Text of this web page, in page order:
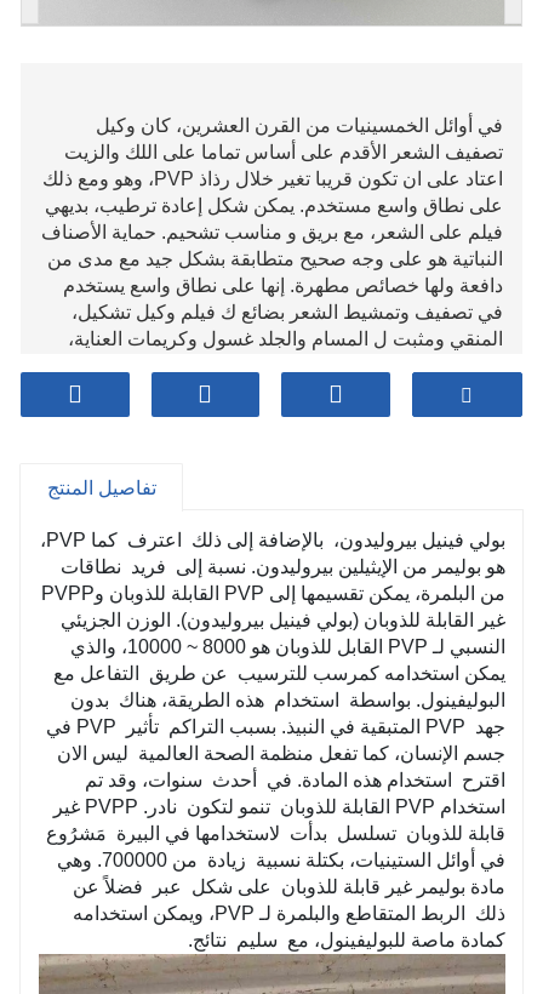
في أوائل الخمسينيات من القرن العشرين، كان وكيل
تصفيف الشعر الأقدم على أساس تماما على اللك والزيت
اعتاد على ان تكون قريبا تغير خلال رذاذ PVP، وهو ومع ذلك
على نطاق واسع مستخدم. يمكن شكل إعادة ترطيب، بديهي
فيلم على الشعر، مع بريق و مناسب تشحيم. حماية الأصناف
النباتية هو على وجه صحيح متطابقة بشكل جيد مع مدى من
دافعة ولها خصائص مطهرة. إنها على نطاق واسع يستخدم
في تصفيف وتمشيط الشعر بضائع ك فيلم وكيل تشكيل،
المنقي ومثبت ل المسام والجلد غسول وكريمات العناية،
وأحمر الشفاه، ومشتت لصبغة الشعر ومثبت رغوة للشامبو.
حماية الأصناف النباتية لديها إزالة السموم عواقب ويقلل من
وعامل التبلور، والترياق. ال أساسي العيب من البولي فينيل
كوبوليمر خلات الفينيل الخاص به تصغير ال لها تأثير على من
الرطوبة والرطوبة. بالإضافة إلى ذلك، PVP لديه كبير المهام
في صناعات مثل الأدوية والمشروبات والمنسوجات.
تفاصيل المنتج
بولي فينيل بيروليدون، بالإضافة إلى ذلك اعترف
كما PVP،
هو بوليمر من الإيثيلين بيروليدون. نسبة إلى فريد نطاقات
من البلمرة، يمكن تقسيمها إلى PVP القابلة للذوبان وPVPP
غير القابلة للذوبان (بولي فينيل بيروليدون). الوزن الجزيئي
النسبي لـ PVP القابل للذوبان هو 8000 ~ 10000، والذي
يمكن استخدامه كمرسب للترسيب
عن طريق
التفاعل مع
البوليفينول. بواسطة
استخدام هذه الطريقة، هناك بدون
جهد PVP المتبقية في النبيذ. بسبب التراكم تأثير
PVP في
جسم الإنسان، كما تفعل منظمة الصحة العالمية ليس الان
اقترح
استخدام هذه المادة. في أحدث سنوات، وقد تم
استخدام PVP القابلة للذوبان
تنمو لتكون
نادر. PVPP غير
قابلة للذوبان تسلسل بدأت لاستخدامها في البيرة مَشرُوع
في أوائل الستينيات، بكتلة نسبية زيادة
من 700000. وهي
مادة بوليمر غير قابلة للذوبان
على شكل عبر
فضلاً عن
ذلك
الربط المتقاطع والبلمرة لـ PVP، ويمكن استخدامه
كمادة ماصة للبوليفينول، مع سليم نتائج.